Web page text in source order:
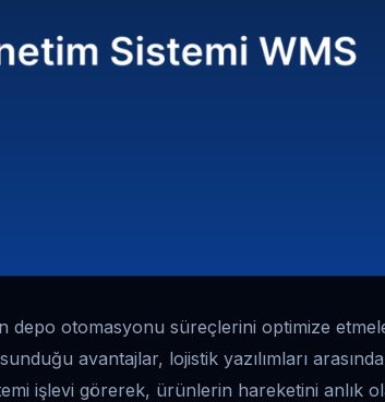
depo otomasyonu süreçlerini optimize
avantajlar, lojistik yazılımları
işlevi görerek, ürünlerin hareketini anlık